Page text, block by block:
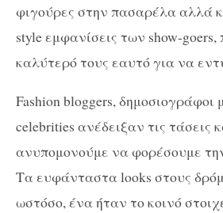
φιγούρες στην πασαρέλα αλλά
style εμφανίσεις των show-
καλύτερό τους εαυτό για να
Fashion bloggers, δημοσιογράφοι
celebrities ανέδειξαν τις τάσεις
ανυπομονούμε να φορέσουμε
Τα ευφάνταστα looks στους
ωστόσο, ένα ήταν το κοινό